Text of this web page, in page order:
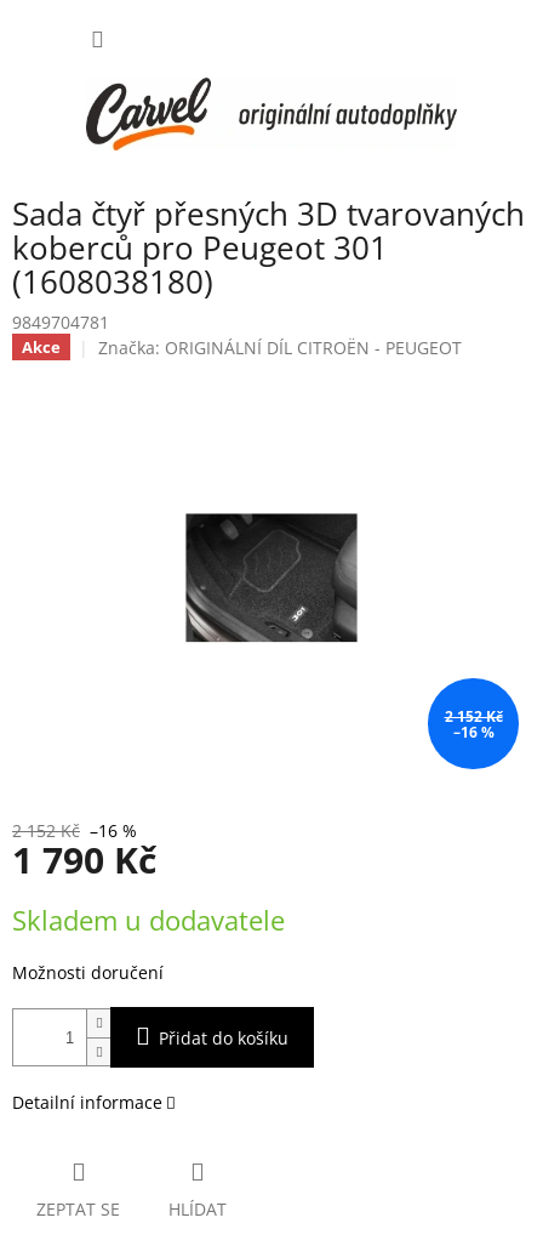
Sada čtyř přesných 3D tvarovaných
koberců pro Peugeot 301
(1608038180)
9849704781
Akce Značka: ORIGINÁLNÍ DÍL CITROËN - PEUGEOT
2 152 Kč
–16 %
2 152 Kč –16 %
1 790 Kč
cena:
Skladem u dodavatele
Možnosti doručení
Přidat do košíku
Detailní informace
ZEPTAT SE HLÍDAT